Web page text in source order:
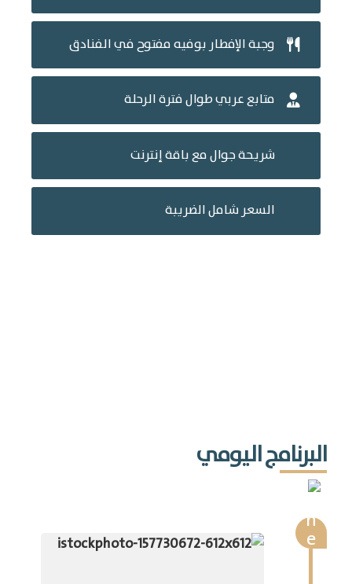
وجبة الإفطار بوفيه مفتوح في الفنادق
متابع عربي طوال فترة الرحلة
شريحة جوال مع باقة إنترنت
السعر شامل الضريبة
البرنامج اليومي